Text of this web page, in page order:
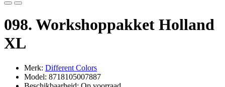
098. Workshoppakket Holland
XL
Merk: Different Colors
Model: 8718105007887